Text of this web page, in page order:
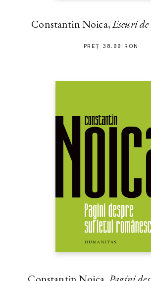
Constantin Noica,Eseuri
PREȚ 38.99 RON